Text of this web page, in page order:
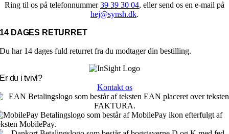
Ring til os på telefonnummer39 39 30 04, eller send os en e-mail på
hej@synsh.dk.
14 DAGES RETURRET
Du har 14 dages fuld returret fra du modtager din bestilling.
Er du i tvivl?
Kontakt os